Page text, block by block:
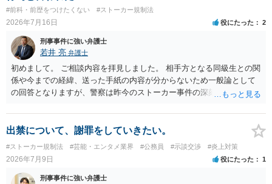
#前科・前歴をつけたくない #ストーカー規制法
2026年7月16日 役にたった 2
刑事事件に強い弁護士
若井 亮 弁護士
初めまして。 ご相談内容を拝見しました。 相手方となる同級生との関
係や今までの経緯、送った手紙の内容が分からないため一般論として
の回答となりますが、警察は昨今のストーカー事件の深刻化を踏ま
しゃるとのことですので、今後の接触は避けられたほうが良いでしょ
う。
出禁について、謝罪をしていきたい。
#ストーカー規制法 #芸能・エンタメ業界 #公務員 #示談交渉 #炎上対策
2026年7月9日 役にたった 1
刑事事件に強い弁護士